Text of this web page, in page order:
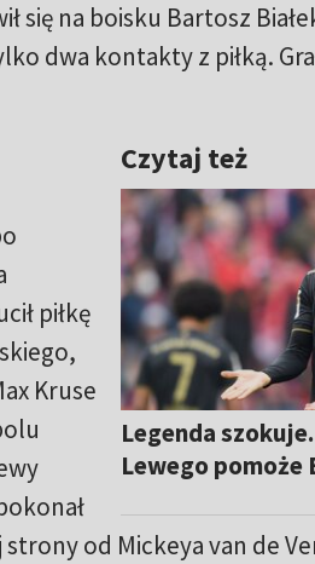
się na boisku Bartosz
dwa kontakty z piłką.
Czytaj też
Legenda
Lewego
piłkę
Kruse
od Mickeya van de